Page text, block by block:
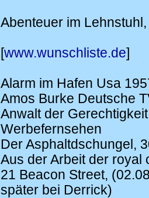
Abenteuer im
[www.wunschliste.de]
Alarm im Hafen Usa
Amos Burke Deutsche
Anwalt der
Werbefernsehen
Der Asphaltdschungel,
Aus der Arbeit der royal
21 Beacon Street,
später bei Derrick)